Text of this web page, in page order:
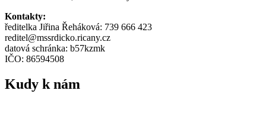
Kontakty:
ředitelka Jiřina Řeháková: 739 666 423
reditel@mssrdicko.ricany.cz
datová schránka: b57kzmk
IČO: 86594508
Kudy k nám